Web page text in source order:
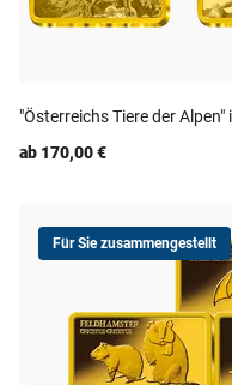
"Österreichs Tiere der
ab 170,00 €
Für Sie zusammengestellt